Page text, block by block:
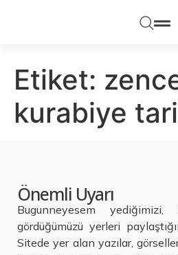
Etiket:
kurabiye
Önemli Uyarı
Bugunneyesem
gördüğümüzü yerleri
Sitede yer alan yazılar,